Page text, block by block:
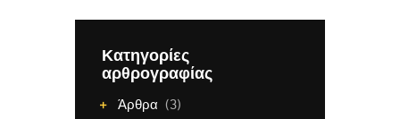
Κατηγορίες
αρθρογραφίας
Άρθρα (3)